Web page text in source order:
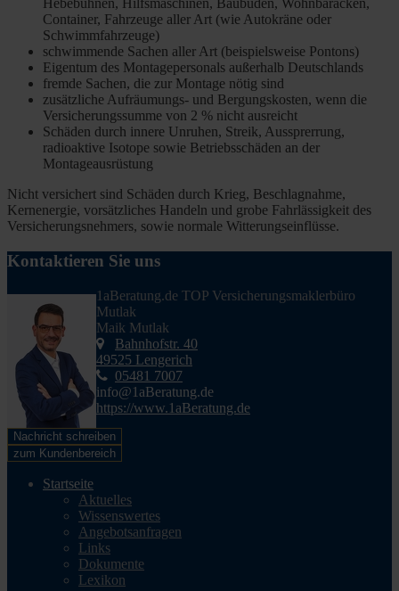
Hebebühnen, Hilfsmaschinen, Baubuden, Wohnbaracken,
Container, Fahrzeuge aller Art (wie Autokräne oder
Schwimmfahrzeuge)
schwimmende Sachen aller Art (beispielsweise Pontons)
Eigentum des Montagepersonals außerhalb Deutschlands
fremde Sachen, die zur Montage nötig sind
zusätzliche Aufräumungs- und Bergungskosten, wenn die
Versicherungssumme von 2 % nicht ausreicht
Schäden durch innere Unruhen, Streik, Aussprerrung,
radioaktive Isotope sowie Betriebsschäden an der
Montageausrüstung
Nicht versichert sind Schäden durch Krieg, Beschlagnahme,
Kernenergie, vorsätzliches Handeln und grobe Fahrlässigkeit des
Versicherungsnehmers, sowie normale Witterungseinflüsse.
Kontaktieren Sie uns
1aBeratung.de TOP Versicherungsmaklerbüro
Mutlak
Maik Mutlak
Bahnhofstr. 40
49525 Lengerich
05481 7007
info@1aBeratung.de
https://www.1aBeratung.de
Nachricht schreiben
zum Kundenbereich
Startseite
Aktuelles
Wissenswertes
Angebotsanfragen
Links
Dokumente
Lexikon